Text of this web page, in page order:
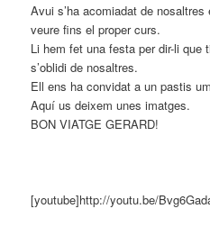
Avui s’ha acomiadat de
veure fins el proper curs.
Li hem fet una festa per dir-li que
s’oblidi de nosaltres.
Ell ens ha convidat a un pastis
Aquí us deixem unes imatges.
BON VIATGE GERARD!
[youtube]http://youtu.be/